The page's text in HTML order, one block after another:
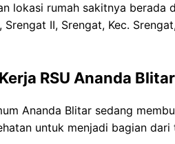
lokasi rumah sakitnya berada
Srengat II, Srengat, Kec.
RSU Ananda Blitar
Ananda Blitar sedang
untuk menjadi bagian dari